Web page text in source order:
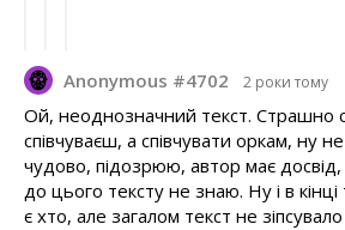
Anonymous #4702 2 роки тому
Ой, неоднозначний текст. Страшно
співчуваєш, а співчувати оркам, ну
чудово, підозрюю, автор має досвід,
до цього тексту не знаю. Ну і в
є хто, але загалом текст не зіпсувало